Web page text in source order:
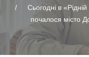
Сьогодні в
почалося місто